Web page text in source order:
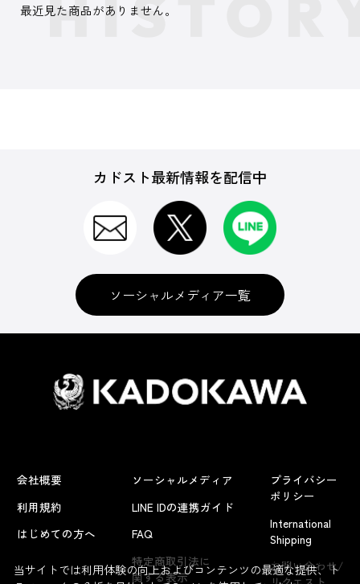
よくあるお問い合わせ
最近見た商品がありません。
カドスト最新情報を配信中
ソーシャルメディア一覧
会社概要
利用規約
はじめての方へ
ソーシャルメディア
LINE IDの連携ガイド
FAQ
特定商取引法に
関する表示
プライバシー
ポリシー
International
Shipping
お問い合わせ/
当サイトでは利用体験の向上およびコンテンツの最適な提供、ト